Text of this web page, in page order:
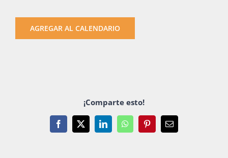
AGREGAR AL CALENDARIO
¡Comparte esto!
Facebook
X LinkedInWhatsAppPinterestEmail